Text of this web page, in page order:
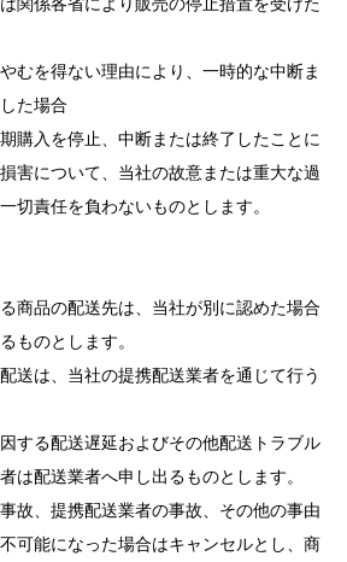
むを得ない理由により、一時的な中断ま
た場合
購入を停止、中断または終了したことに
害について、当社の故意または重大な過
切責任を負わないものとします。
商品の配送先は、当社が別に認めた場合
ものとします。
送は、当社の提携配送業者を通じて行う
する配送遅延およびその他配送トラブル
は配送業者へ申し出るものとします。
故、提携配送業者の事故、その他の事由
可能になった場合はキャンセルとし、商